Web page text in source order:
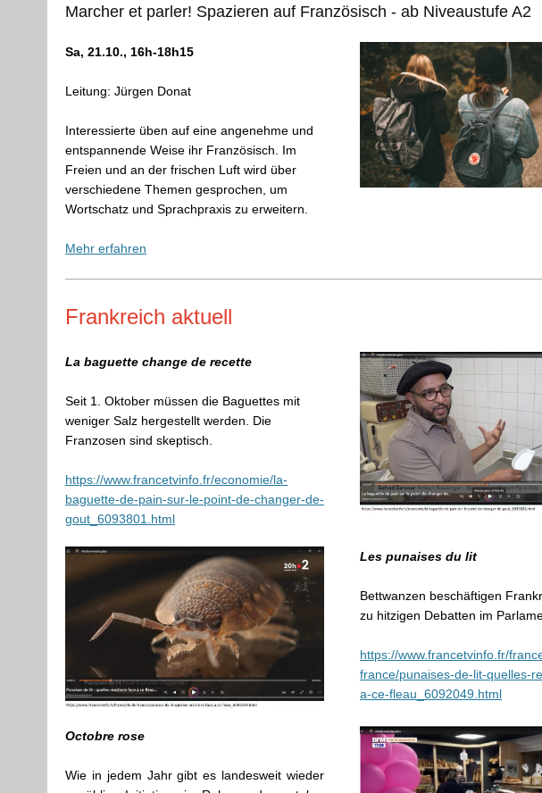
Marcher et parler! Spazieren auf Französisch - ab Niveaustufe A2
Sa, 21.10., 16h-18h15
Leitung: Jürgen Donat
Interessierte üben auf eine angenehme und
entspannende Weise ihr Französisch. Im
Freien und an der frischen Luft wird über
verschiedene Themen gesprochen, um
Wortschatz und Sprachpraxis zu erweitern.
Mehr erfahren
Frankreich aktuell
La baguette change de recette
Seit 1. Oktober müssen die Baguettes mit
weniger Salz hergestellt werden. Die
Franzosen sind skeptisch.
https://www.francetvinfo.fr/economie/la-
baguette-de-pain-sur-le-point-de-changer-de-
gout_6093801.html
Les punaises du lit
Bettwanzen beschäftigen
zu hitzigen Debatten im
https://www.francetvinfo.fr/
france/punaises-de-lit-quelles-
a-ce-fleau_6092049.html
Octobre rose
Wie in jedem Jahr gibt es landesweit wieder